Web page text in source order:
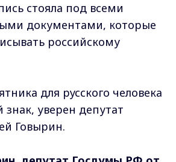
стояла под всеми
документами, которые
российскому
для русского человека
знак, уверен депутат
Говырин.